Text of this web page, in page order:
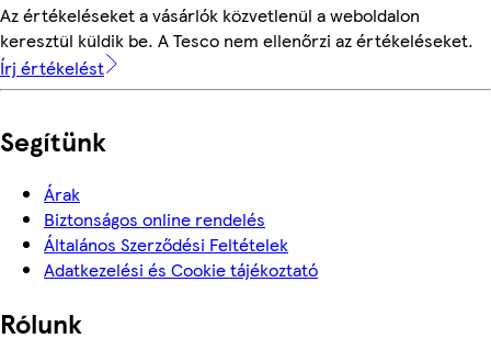
Az értékeléseket a vásárlók közvetlenül a weboldalon
keresztül küldik be. A Tesco nem ellenőrzi az értékeléseket.
Írj értékelést
Segítünk
Árak
Biztonságos online rendelés
Általános Szerződési Feltételek
Adatkezelési és Cookie tájékoztató
Rólunk